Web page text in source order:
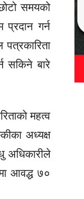
समयको
प्रदान गर्न
सकिने बारे
महत्व
अध्यक्ष
अधिकारीले
आवद्ध ७०